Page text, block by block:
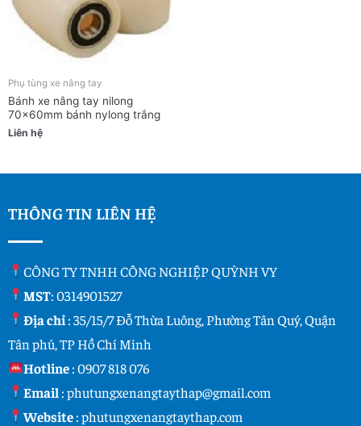
Phụ tùng xe nâng tay
Bánh xe nâng tay nilong
70x60mm bánh nylong trắng
Liên hệ
THÔNG TIN LIÊN HỆ
CÔNG TY TNHH CÔNG NGHIỆP QUỲNH VY
MST: 0314901527
Địa chỉ: 35/15/7 Đỗ Thừa Luông, Phường Tân Quý, Quận
Tân phú, TP Hồ Chí Minh
Hotline:0907 818 076
Email :phutungxenangtaythap@gmail.com
Website:phutungxenangtaythap.com